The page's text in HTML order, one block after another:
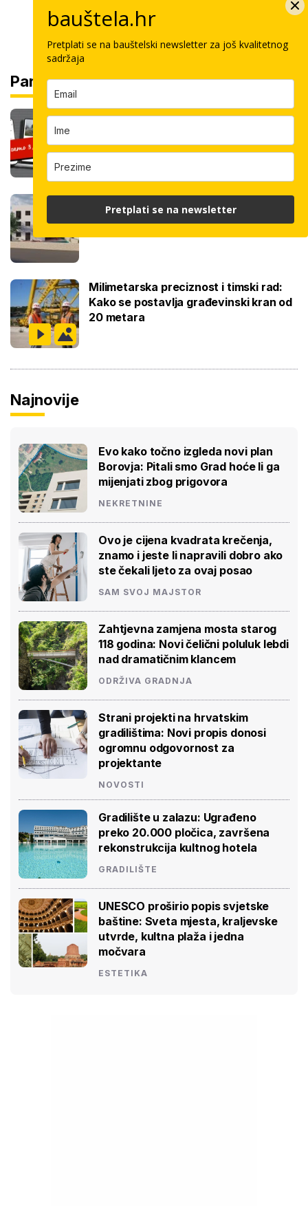
Partneri
Čitajte bauštela.hr cijelo ljeto uz
3,99 € mjesečno
Novi stambeni projekt na moru: Radovi
se izvršavaju uz manje buke
Milimetarska preciznost i timski rad:
Kako se postavlja građevinski kran od
20 metara
Najnovije
Evo kako točno izgleda novi plan
Borovja: Pitali smo Grad hoće li ga
mijenjati zbog prigovora
NEKRETNINE
Ovo je cijena kvadrata krečenja,
znamo i jeste li napravili dobro ako
ste čekali ljeto za ovaj posao
SAM SVOJ MAJSTOR
Zahtjevna zamjena mosta starog
118 godina: Novi čelični poluluk lebdi
nad dramatičnim klancem
ODRŽIVA GRADNJA
Strani projekti na hrvatskim
gradilištima: Novi propis donosi
ogromnu odgovornost za
projektante
NOVOSTI
Gradilište u zalazu: Ugrađeno
preko 20.000 pločica, završena
rekonstrukcija kultnog hotela
GRADILIŠTE
UNESCO proširio popis svjetske
baštine: Sveta mjesta, kraljevske
utvrde, kultna plaža i jedna
močvara
ESTETIKA
bauštela.hr
Pretplati se na bauštelski newsletter za još kvalitetnog
sadržaja
Pretplati se na newsletter